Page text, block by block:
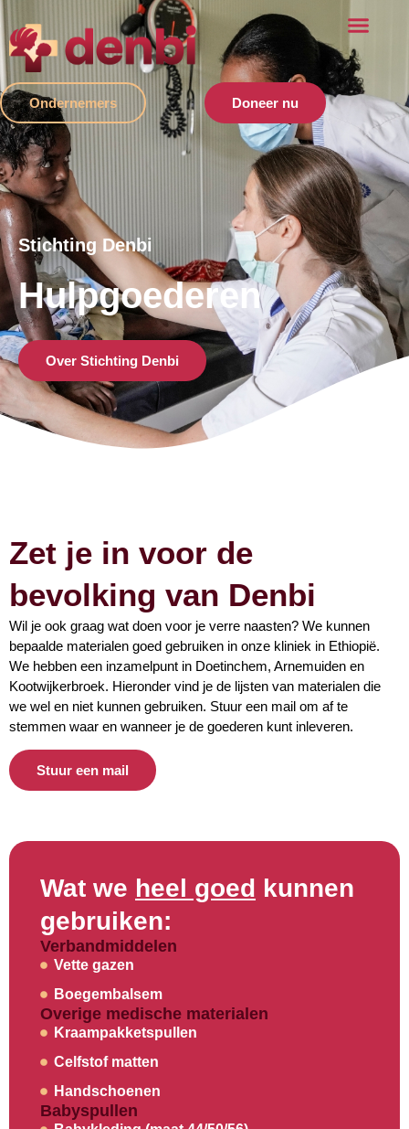
Ondernemers Doneer nu
Stichting Denbi
Hulpgoederen
Over Stichting Denbi
Zet je in voor de
bevolking van Denbi
Wil je ook graag wat doen voor je verre naasten? We kunnen
bepaalde materialen goed gebruiken in onze kliniek in Ethiopië.
We hebben een inzamelpunt in Doetinchem, Arnemuiden en
Kootwijkerbroek. Hieronder vind je de lijsten van materialen die
we wel en niet kunnen gebruiken. Stuur een mail om af te
stemmen waar en wanneer je de goederen kunt inleveren.
Stuur een mail
Wat we heel goed kunnen
gebruiken:
Verbandmiddelen
Vette gazen
Boegembalsem
Overige medische materialen
Kraampakketspullen
Celfstof matten
Handschoenen
Babyspullen